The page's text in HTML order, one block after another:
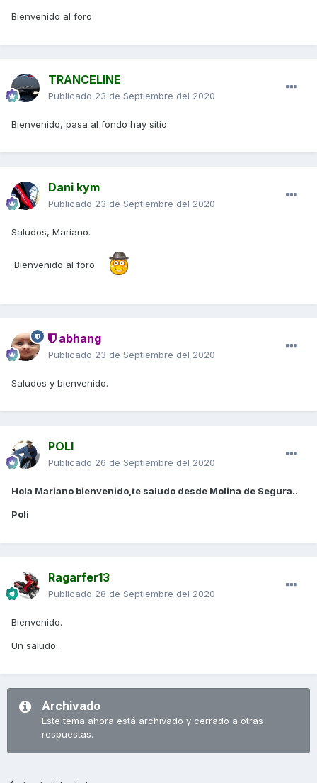
Bienvenido al foro
TRANCELINE
Publicado 23 de Septiembre del 2020
Bienvenido, pasa al fondo hay sitio.
Dani kym
Publicado 23 de Septiembre del 2020
Saludos, Mariano.
Bienvenido al foro.
abhang
Publicado 23 de Septiembre del 2020
Saludos y bienvenido.
POLI
Publicado 26 de Septiembre del 2020
Hola Mariano bienvenido,te saludo desde Molina de Segura..
Poli
Ragarfer13
Publicado 28 de Septiembre del 2020
Bienvenido.
Un saludo.
Archivado
Este tema ahora está archivado y cerrado a otras
respuestas.